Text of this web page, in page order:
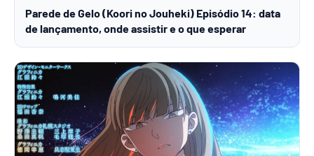
Parede de Gelo (Koori no Jouheki) Episódio 14: data
de lançamento, onde assistir e o que esperar